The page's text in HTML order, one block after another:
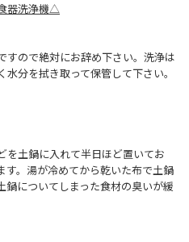
器洗浄機△
すので絶対にお辞め下さい。洗浄は
分を拭き取って保管して下さい。
を土鍋に入れて半日ほど置いてお
す。湯が冷めてから乾いた布で土鍋
鍋についてしまった食材の臭いが緩